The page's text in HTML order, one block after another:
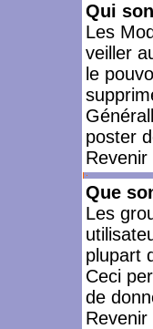
Qui
Les
veiller
le
poster
Que
Les
plupart
Ceci
de